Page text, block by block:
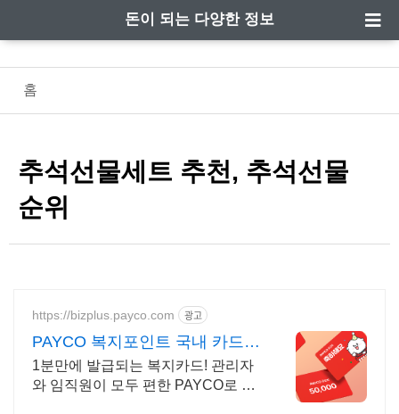
돈이 되는 다양한 정보
홈
추석선물세트 추천, 추석선물
순위
https://bizplus.payco.com 광고
PAYCO 복지포인트 국내 카드가
맹점 어디서나
1분만에 발급되는 복지카드! 관리자
와 임직원이 모두 편한 PAYCO로 복